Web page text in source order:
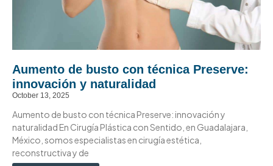
Aumento de busto con técnica Preserve:
innovación y naturalidad
October 13, 2025
Aumento de busto con técnica Preserve: innovación y
naturalidad En Cirugía Plástica con Sentido, en Guadalajara,
México, somos especialistas en cirugía estética,
reconstructiva y de